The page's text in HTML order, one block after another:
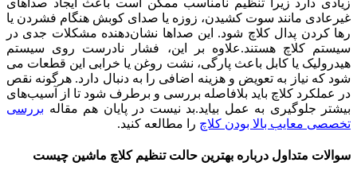
زیادی دارد زیرا تنظیم نامناسب ممکن است باعث ایجاد صداهای
غیرعادی مانند سوت کشیدن، زوزه یا صدای کوبش هنگام فشردن یا
رها کردن پدال کلاچ شود. این صداها نشان‌دهنده مشکلات جدی در
سیستم کلاچ هستند.علاوه بر این، فشار نادرست روی سیستم
هیدرولیک یا کابل باعث پارگی، نشت روغن یا خرابی این قطعات می
شود که نیاز به تعویض و هزینه اضافی را به دنبال دارد. هرگونه نقص
در عملکرد کلاچ باید بلافاصله بررسی و برطرف شود تا از آسیب‌های
بیشتر جلوگیری به عمل بیاید.بد نیست در پایان هم مقاله بررسی
تخصصی معایب بالا بودن کلاچ را مطالعه کنید.
سوالات متداول درباره بهترین حالت تنظیم کلاچ ماشین چیست